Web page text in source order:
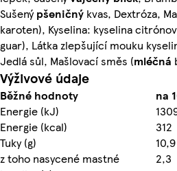
Sušenýpšeničný kvas, Dextróza,
karoten), Kyselina: kyselina
guar), Látka zlepšující mouku
Jedlá sůl, Mašlovací směs (mléčná
Výživové údaje
Běžné hodnoty
na
Energie (kJ)
Energie (kcal)
312
Tuky (g)
10,9
z toho nasycené mastné
2,3